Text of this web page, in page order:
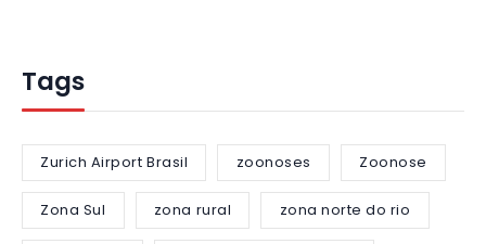
Tags
Zurich Airport Brasil zoonoses Zoonose
Zona Sul zona rural zona norte do rio